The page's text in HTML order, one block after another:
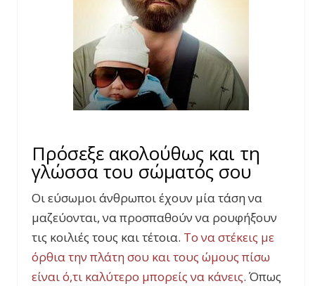
Πρόσεξε ακολούθως και τη
γλώσσα του σώματός σου
Οι εύσωμοι άνθρωποι έχουν μία τάση να
μαζεύονται, να προσπαθούν να ρουφήξουν
τις κοιλιές τους και τέτοια. Το να στέκεις με
όρθια την πλάτη σου και τους ώμους πίσω
είναι ό,τι καλύτερο μπορείς να κάνεις. Όπως